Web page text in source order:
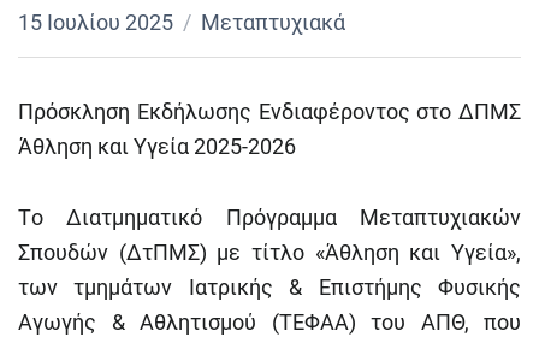
15 Ιουλίου 2025 Μεταπτυχιακά
Πρόσκληση Εκδήλωσης Ενδιαφέροντος στο ΔΠΜΣ
Άθληση και Υγεία 2025-2026
Τo Διατμηματικό Πρόγραμμα Μεταπτυχιακών
Σπουδών (ΔτΠΜΣ) με τίτλο «Άθληση και Υγεία»,
των τμημάτων Ιατρικής & Επιστήμης Φυσικής
Αγωγής & Αθλητισμού (ΤΕΦΑΑ) του ΑΠΘ, που